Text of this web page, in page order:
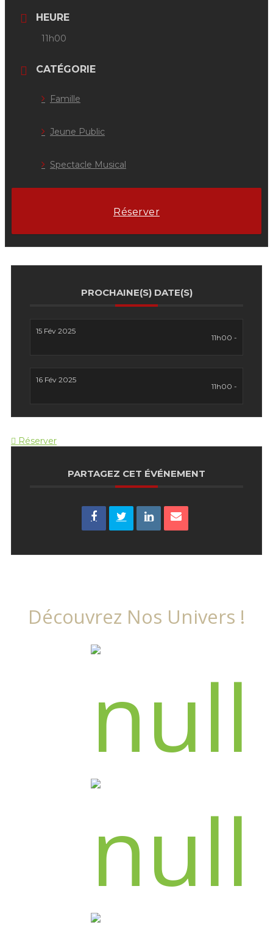
HEURE
11h00
CATÉGORIE
Famille
Jeune Public
Spectacle Musical
Réserver
PROCHAINE(S) DATE(S)
15 Fév 2025
11h00 -
16 Fév 2025
11h00 -
Réserver
PARTAGEZ CET ÉVÉNEMENT
Découvrez Nos Univers !